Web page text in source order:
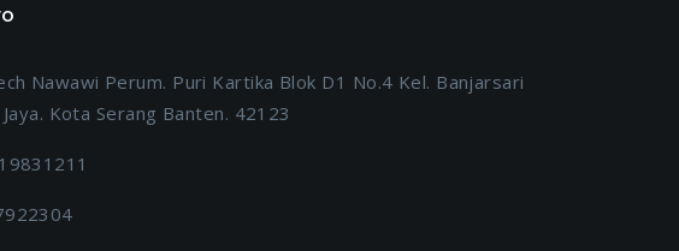
Nawawi Perum. Puri Kartika Blok D1 No.4 Kel. Banjarsari
Kota Serang Banten. 42123